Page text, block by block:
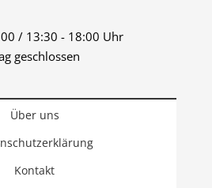
/ 13:30 - 18:00 Uhr
geschlossen
Über uns
Kontakt